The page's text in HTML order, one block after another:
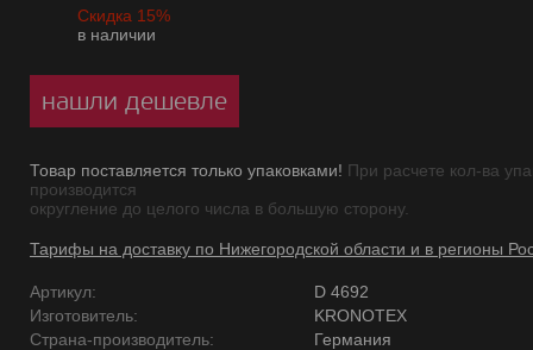
Скидка 15%
в наличии
нашли дешевле
Товар поставляется только упаковками! При расчете кол-ва
производится
округление до целого числа в большую сторону.
Тарифы на доставку по Нижегородской области и в регионы
Артикул:
D 4692
Изготовитель:
KRONOTEX
Страна-производитель:
Германия